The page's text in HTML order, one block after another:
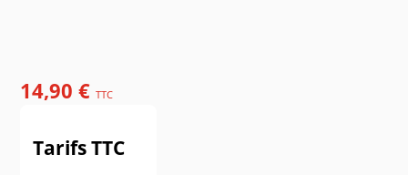
14,90 €TTC
Tarifs TTC